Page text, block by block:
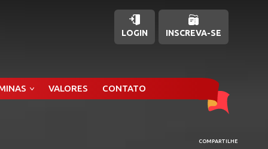
COMPARTILHE
LOGIN INSCREVA-SE
VALORES CONTATO